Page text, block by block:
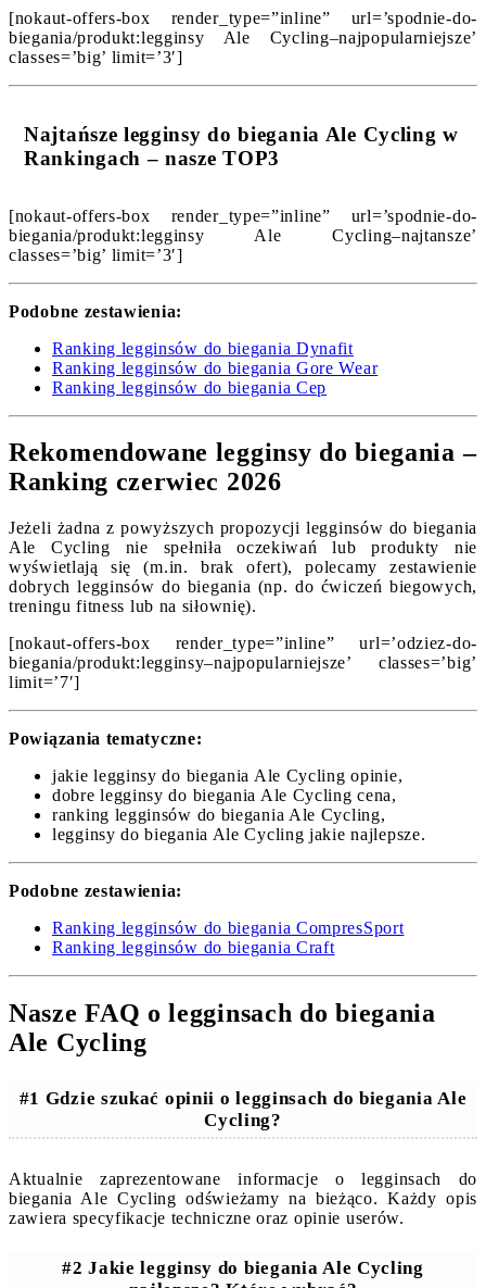
[nokaut-offers-box render_type=”inline” url=’spodnie-do-
biegania/produkt:legginsy Ale Cycling–najpopularniejsze’
classes=’big’ limit=’3′]
Najtańsze legginsy do biegania Ale Cycling w
Rankingach – nasze TOP3
[nokaut-offers-box render_type=”inline” url=’spodnie-do-
biegania/produkt:legginsy Ale Cycling–najtansze’
classes=’big’ limit=’3′]
Podobne zestawienia:
Ranking legginsów do biegania Dynafit
Ranking legginsów do biegania Gore Wear
Ranking legginsów do biegania Cep
Rekomendowane legginsy do biegania –
Ranking czerwiec 2026
Jeżeli żadna z powyższych propozycji legginsów do biegania
Ale Cycling nie spełniła oczekiwań lub produkty nie
wyświetlają się (m.in. brak ofert), polecamy zestawienie
dobrych legginsów do biegania (np. do ćwiczeń biegowych,
treningu fitness lub na siłownię).
[nokaut-offers-box render_type=”inline” url=’odziez-do-
biegania/produkt:legginsy–najpopularniejsze’ classes=’big’
limit=’7′]
Powiązania tematyczne:
jakie legginsy do biegania Ale Cycling opinie,
dobre legginsy do biegania Ale Cycling cena,
ranking legginsów do biegania Ale Cycling,
legginsy do biegania Ale Cycling jakie najlepsze.
Podobne zestawienia:
Ranking legginsów do biegania CompresSport
Ranking legginsów do biegania Craft
Nasze FAQ o legginsach do biegania
Ale Cycling
#1 Gdzie szukać opinii o legginsach do biegania Ale
Cycling?
Aktualnie zaprezentowane informacje o legginsach do
biegania Ale Cycling odświeżamy na bieżąco. Każdy opis
zawiera specyfikacje techniczne oraz opinie userów.
#2 Jakie legginsy do biegania Ale Cycling